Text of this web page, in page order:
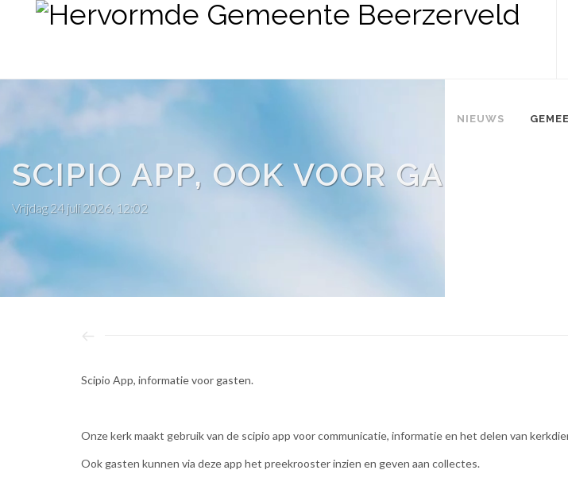
NIEUWS
SCIPIO APP, OOK VOOR GASTEN
Vrijdag 24 juli 2026, 12:02
Scipio App, informatie voor gasten.
Onze kerk maakt gebruik van de scipio app voor communicatie, informatie en het delen van
Ook gasten kunnen via deze app het preekrooster inzien en geven aan collectes.